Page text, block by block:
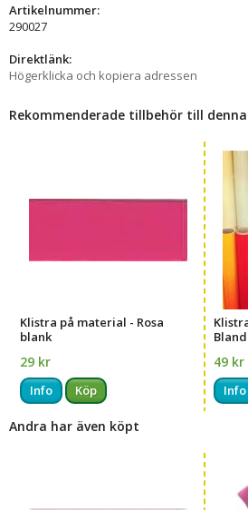
Artikelnummer:
290027
Direktlänk:
Högerklicka och kopiera adressen
Rekommenderade tillbehör till
Klistra på material - Rosa
blank
29 kr
Info Köp
49 kr
Info
Andra har även köpt